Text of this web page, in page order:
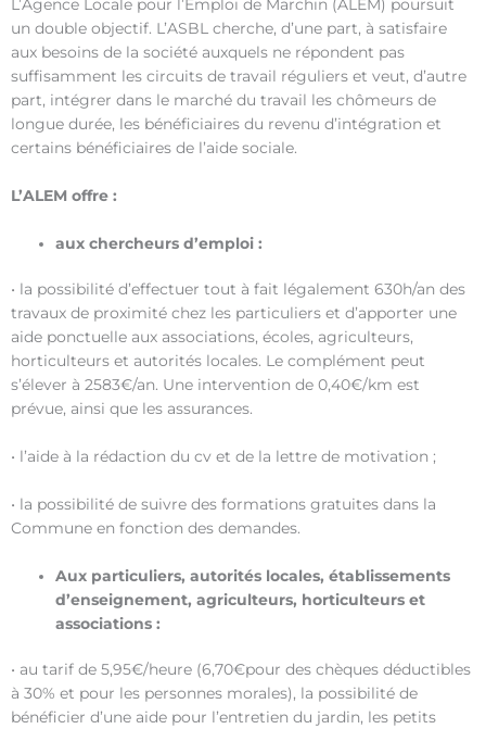
L’Agence Locale pour l’Emploi de Marchin (ALEM) poursuit
un double objectif. L’ASBL cherche, d’une part, à satisfaire
aux besoins de la société auxquels ne répondent pas
suffisamment les circuits de travail réguliers et veut, d’autre
part, intégrer dans le marché du travail les chômeurs de
longue durée, les bénéficiaires du revenu d’intégration et
certains bénéficiaires de l’aide sociale.
L’ALEM offre :
aux chercheurs d’emploi :
• la possibilité d’effectuer tout à fait légalement 630h/an des
travaux de proximité chez les particuliers et d’apporter une
aide ponctuelle aux associations, écoles, agriculteurs,
horticulteurs et autorités locales. Le complément peut
s’élever à 2583€/an. Une intervention de 0,40€/km est
prévue, ainsi que les assurances.
• l’aide à la rédaction du cv et de la lettre de motivation ;
• la possibilité de suivre des formations gratuites dans la
Commune en fonction des demandes.
Aux particuliers, autorités locales, établissements
d’enseignement, agriculteurs, horticulteurs et
associations :
• au tarif de 5,95€/heure (6,70€pour des chèques déductibles
à 30% et pour les personnes morales), la possibilité de
bénéficier d’une aide pour l’entretien du jardin, les petits